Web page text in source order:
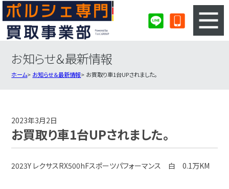
3ステップのカンタン査定
ポルシェ買取実績
お知らせ＆最新情報
ホーム お知らせ＆最新情報 お買取り車1台UPされました。
2023年3月2日
お買取り車1台UPされました。
2023Y レクサスRX500hFスポーツパフォーマンス 白 0.1万KM